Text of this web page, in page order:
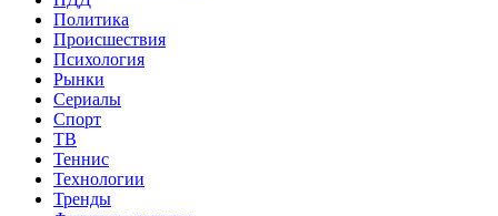
Политика
Происшествия
Психология
Рынки
Сериалы
Спорт
ТВ
Теннис
Технологии
Тренды